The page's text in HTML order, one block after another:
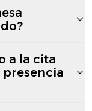
a la cita